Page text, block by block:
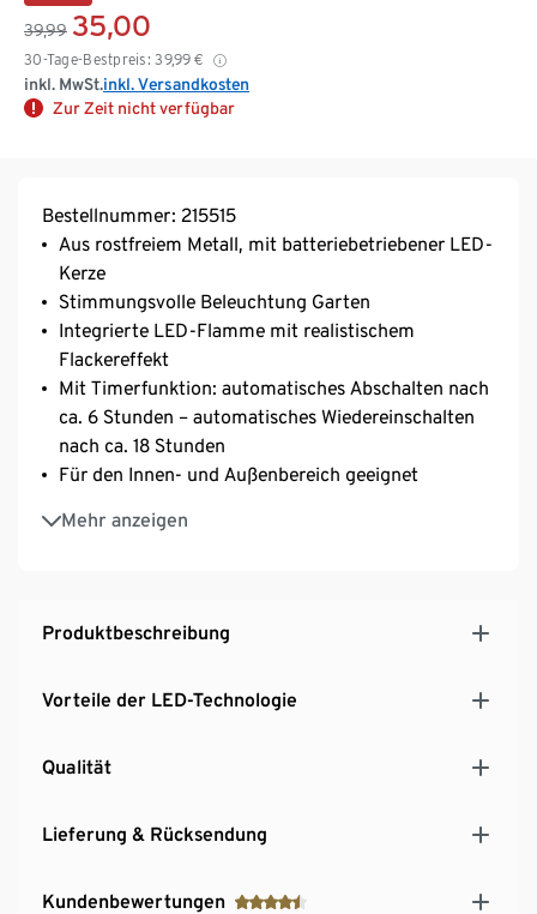
39,99 35,00
30-Tage-Bestpreis: 39,99 €
inkl. MwSt.inkl. Versandkosten
Zur Zeit nicht verfügbar
Bestellnummer: 215515
Aus rostfreiem Metall, mit batteriebetriebener LED-
Kerze
Stimmungsvolle Beleuchtung Garten
Integrierte LED-Flamme mit realistischem
Flackereffekt
Mit Timerfunktion: automatisches Abschalten nach
ca. 6 Stunden – automatisches Wiedereinschalten
nach ca. 18 Stunden
Für den Innen- und Außenbereich geeignet
Mehr anzeigen
Bodenschonende Silikonfüße
Produktbeschreibung
Vorteile der LED-Technologie
Qualität
Lieferung & Rücksendung
Kundenbewertungen